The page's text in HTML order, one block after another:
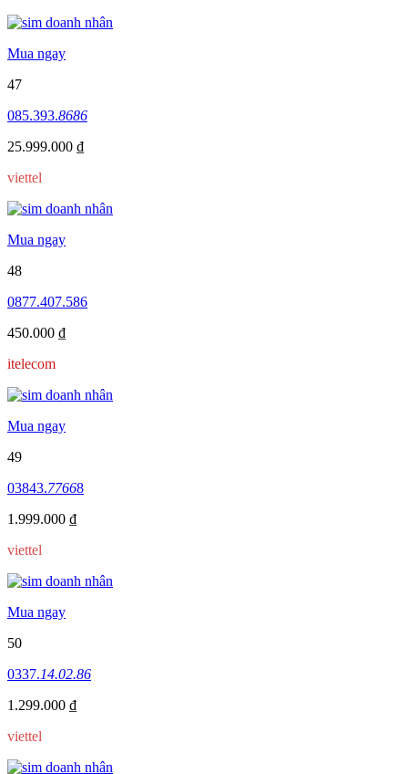
Mua ngay
47
085.393.8686
25.999.000 ₫
viettel
Mua ngay
48
0877.407.586
450.000 ₫
itelecom
Mua ngay
49
03843.77668
1.999.000 ₫
viettel
Mua ngay
50
0337.14.02.86
1.299.000 ₫
viettel